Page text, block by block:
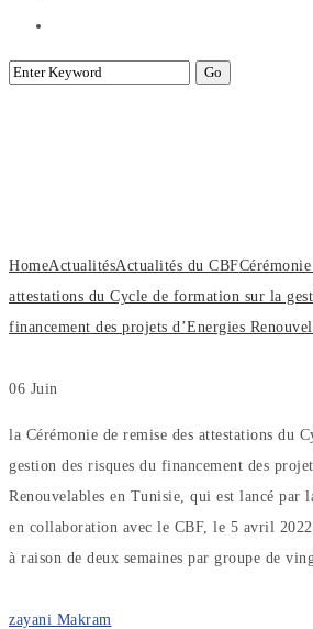
HomeActualitésActualités du CBF
attestations du Cycle de formation sur la
financement des projets d’Energies
06 Juin
la Cérémonie de remise des attestations du
gestion des risques du financement des
Renouvelables en Tunisie, qui est lancé par
en collaboration avec le CBF, le 5 avril
à raison de deux semaines par groupe de
zayani Makram